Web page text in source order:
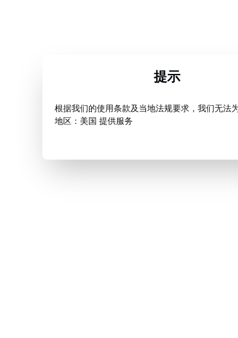
提示
根据我们的使用条款及当地法规要求，我们无法
地区：美国 提供服务